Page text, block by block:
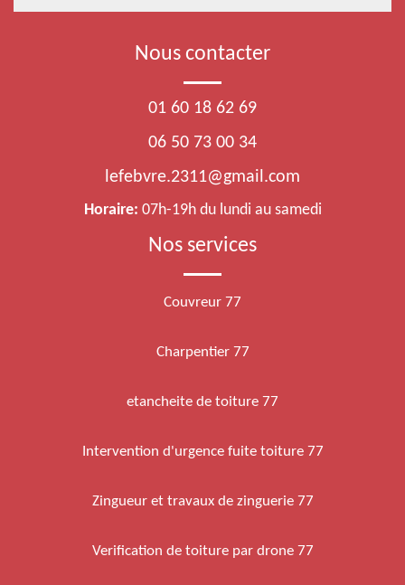
Nous contacter
01 60 18 62 69
06 50 73 00 34
lefebvre.2311@gmail.com
Horaire: 07h-19h du lundi au samedi
Nos services
Couvreur 77
Charpentier 77
etancheite de toiture 77
Intervention d'urgence fuite toiture 77
Zingueur et travaux de zinguerie 77
Verification de toiture par drone 77